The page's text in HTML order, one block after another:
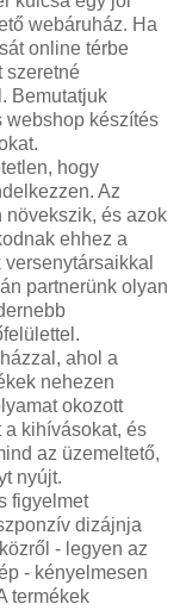
webáruház. Ha
online térbe
szeretné
Bemutatjuk
webshop készítés
hogy
Az
növekszik, és azok
ehhez a
partnerünk olyan
ahol a
nehezen
okozott
a kihívásokat, és
az üzemeltető,
nyújt.
figyelmet
dizájnja
- legyen az
- kényelmesen
termékek